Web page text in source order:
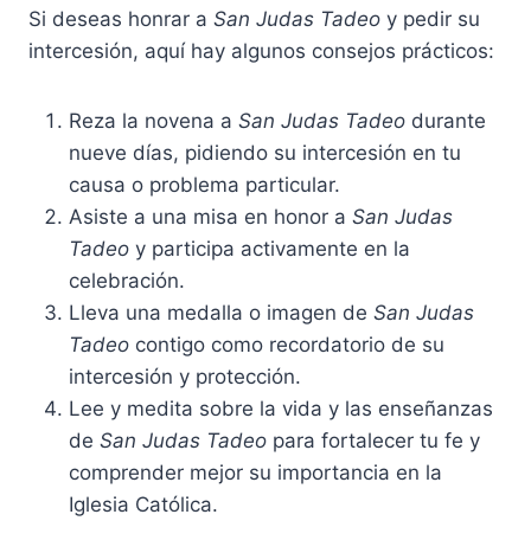
Si deseas honrar a San Judas Tadeo y pedir su
intercesión, aquí hay algunos consejos prácticos:
Reza la novena a San Judas Tadeo durante
nueve días, pidiendo su intercesión en tu
causa o problema particular.
Asiste a una misa en honor a San Judas
Tadeo y participa activamente en la
celebración.
Lleva una medalla o imagen de San Judas
Tadeo contigo como recordatorio de su
intercesión y protección.
Lee y medita sobre la vida y las enseñanzas
de San Judas Tadeo para fortalecer tu fe y
comprender mejor su importancia en la
Iglesia Católica.